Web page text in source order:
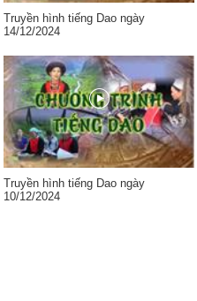
Truyền hình tiếng Dao ngày
14/12/2024
Truyền hình tiếng Dao ngày
10/12/2024